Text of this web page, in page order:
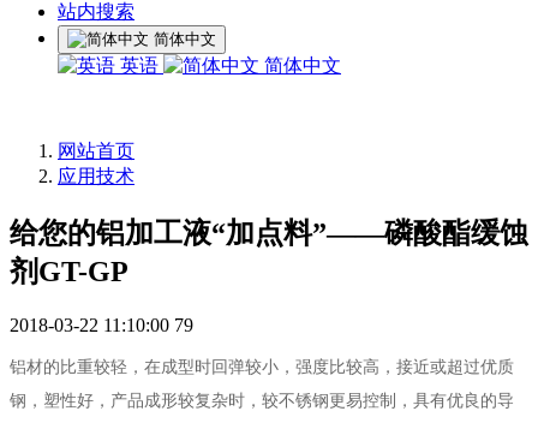
站内搜索
简体中文
英语 简体中文
网站首页
应用技术
给您的铝加工液“加点料”——磷酸酯缓蚀
剂GT-GP
2018-03-22 11:10:00 79
铝材的比重较轻，在成型时回弹较小，强度比较高，接近或超过优质
钢，塑性好，产品成形较复杂时，较不锈钢更易控制，具有优良的导